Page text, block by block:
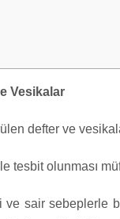
Vesikalar
defter ve
tesbit olunması
ve sair